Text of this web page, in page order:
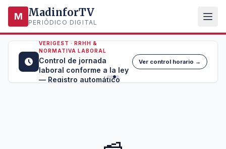
M MadinforTV
PERIÓDICO DIGITAL
VERIGEST · RRHH &
NORMATIVA LABORAL
Control de jornada
laboral conforme a la ley
— Registro automático
Ver control horario →